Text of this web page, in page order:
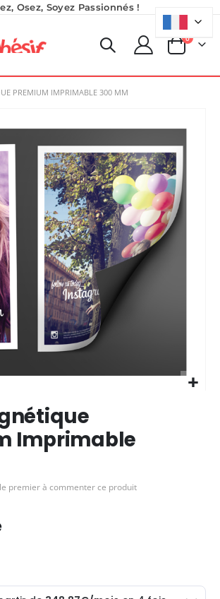
Osez, Soyez Passionnés !
Panier
0produits
PREMIUM IMPRIMABLE 300 ΜM
Imprimable
premier à commenter ce produit